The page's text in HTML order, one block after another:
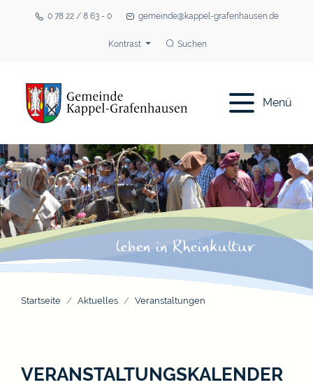
0 78 22 / 8 63 - 0 gemeinde@kappel-grafenhausen.de
Kontrast Suchen
Menü
Startseite Aktuelles Veranstaltungen
VERANSTALTUNGSKALENDER